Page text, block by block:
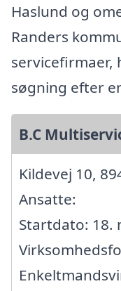
Haslund og
Randers
servicefirmaer,
søgning efter
B.C
Kildevej 10,
Ansatte:
Startdato: 18.